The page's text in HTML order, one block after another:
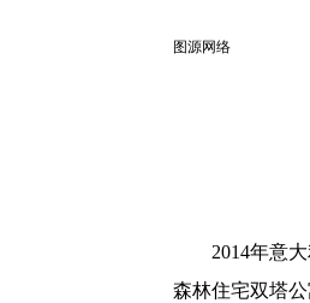
图源网络
2014年意
森林住宅双塔